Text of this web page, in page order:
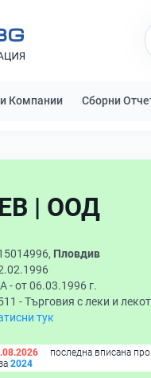
Компании Сборни
| ООД
Пловдив
- от 06.03.1996 г.
-Търговия с леки и
тук
последна вписана
2024